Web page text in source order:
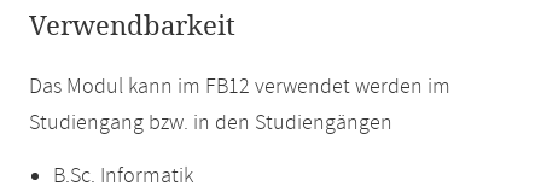
Verwendbarkeit
Das Modul kann im FB12 verwendet werden im
Studiengang bzw. in den Studiengängen
B.Sc. Informatik